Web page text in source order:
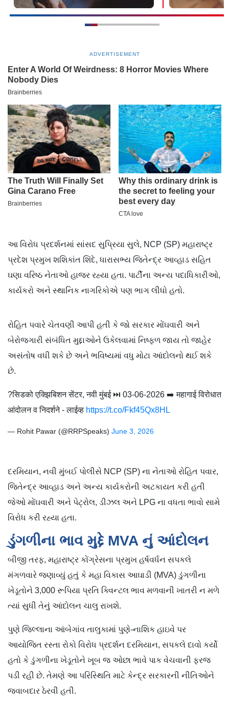
ADVERTISEMENT
આ વિરોધ પ્રદર્શનમાં સાંસદ સુપ્રિયા સુલે, NCP (SP) મહારાષ્ટ્ર
પ્રદેશ પ્રમુખ શશિકાંત શિંદે, ધારાસભ્ય જિતેન્દ્ર આવ્હાડ સહિત
ઘણા વરિષ્ઠ નેતાઓ હાજર રહ્યા હતા. પાર્ટીના અન્ય પદાધિકારીઓ,
કાર્યકરો અને સ્થાનિક નાગરિકોએ પણ ભાગ લીધો હતો.
રોહિત પવારે ચેતવણી આપી હતી કે જો સરકાર મોંઘવારી અને
બેરોજગારી સંબંધિત મુદ્દાઓને ઉકેલવામાં નિષ્ફળ જાય તો જાહેર
અસંતોષ વધી શકે છે અને ભવિષ્યમાં વધુ મોટા આંદોલનો થઈ શકે
છે.
?सिडको एक्झिबिशन सेंटर, नवी मुंबई ⏭️ 03-06-2026 ➡️ महागाई विरोधात
आंदोलन व निदर्शने - लाईव्ह https://t.co/Fkf45Qx8HL
— Rohit Pawar (@RRPSpeaks) June 3, 2026
દરમિયાન, નવી મુંબઈ પોલીસે NCP (SP) ના નેતાઓ રોહિત પવાર,
જિતેન્દ્ર આવ્હાડ અને અન્ય કાર્યકરોની અટકાયત કરી હતી
જેઓ મોંઘવારી અને પેટ્રોલ, ડીઝલ અને LPG ના વધતા ભાવો સામે
વિરોધ કરી રહ્યા હતા.
ડુંગળીના ભાવ મુદ્દે MVA નું આંદોલન
બીજી તરફ, મહારાષ્ટ્ર કોંગ્રેસના પ્રમુખ હર્ષવર્ધન સપકલે
મંગળવારે જણાવ્યું હતું કે મહા વિકાસ આઘાડી (MVA) ડુંગળીના
ખેડૂતોને 3,000 રૂપિયા પ્રતિ ક્વિન્ટલ ભાવ મળવાની ખાતરી ન મળે
ત્યાં સુધી તેનું આંદોલન ચાલુ રાખશે.
પુણે જિલ્લાના આંબેગાંવ તાલુકામાં પુણે-નાશિક હાઇવે પર
આયોજિત રસ્તા રોકો વિરોધ પ્રદર્શન દરમિયાન, સપકલે દાવો કર્યો
હતો કે ડુંગળીના ખેડૂતોને ખૂબ જ ઓછા ભાવે પાક વેચવાની ફરજ
પડી રહી છે. તેમણે આ પરિસ્થિતિ માટે કેન્દ્ર સરકારની નીતિઓને
જવાબદાર ઠેરવી હતી.